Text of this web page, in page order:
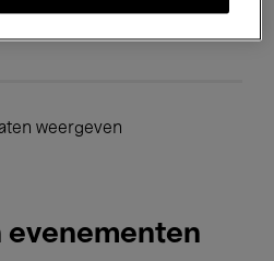
weergeven
evenementen